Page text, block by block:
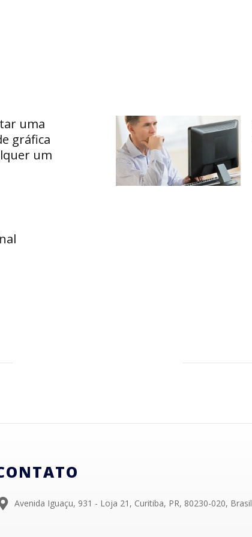
uma
gráfica
um
Avenida Iguaçu, 931 - Loja 21, Curitiba, PR, 80230-020, Brasil